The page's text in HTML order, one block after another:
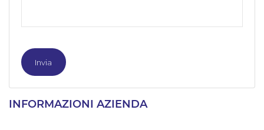
INFORMAZIONI AZIENDA